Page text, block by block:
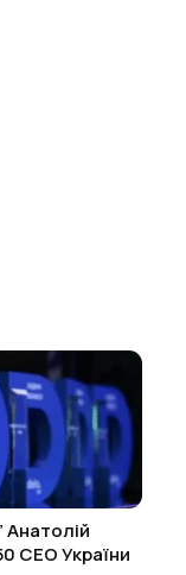
Анатолій
СЕО України